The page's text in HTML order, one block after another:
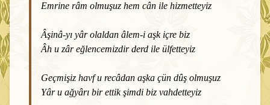
Emrine râm olmuşuz hem cân ile hizmetteyiz
Âşinâ-yı yâr olaldan âlem-i aşk içre biz
Âh u zâr eğlencemizdir derd ile ülfetteyiz
Geçmişiz havf u recâdan aşka çün dûş olmuşuz
Yâr u ağyârı bir ettik şimdi biz vahdetteyiz